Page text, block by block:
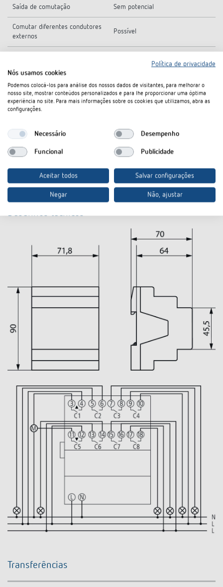
Saída de comutação Sem potencial
Comutar diferentes condutores
externos
Possível
Carga C
Tipo
Temperatura ambiente -5°C ... 45°C
Tipo de proteção IP 20
Classe de proteção II conforme a EN 60 669
Desenhos técnicos
Transferências
Política de privacidade
Nós usamos cookies
Podemos colocá-los para análise dos nossos dados de visitantes, para melhorar o
nosso site, mostrar conteúdos personalizados e para lhe proporcionar uma óptima
experiência no site. Para mais informações sobre os cookies que utilizamos, abra as
configurações.
Necessário Desempenho
Funcional Publicidade
Aceitar todos Salvar configurações
Negar Não, ajustar